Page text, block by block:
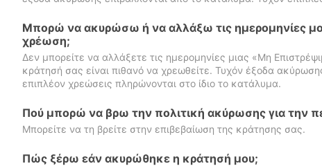
Μπορώ να ακυρώσω ή να αλλάξω τις ημερομηνίες
χρέωση;
Δεν μπορείτε να αλλάξετε τις ημερομηνίες μιας «Μη
κράτησή σας είναι πιθανό να χρεωθείτε. Τυχόν έξοδα
επιπλέον χρεώσεις πληρώνονται στο ίδιο το κατάλυμα.
Πού μπορώ να βρω την πολιτική ακύρωσης για την
Μπορείτε να τη βρείτε στην επιβεβαίωση της κράτησης σας.
Πώς ξέρω εάν ακυρώθηκε η κράτησή μου;